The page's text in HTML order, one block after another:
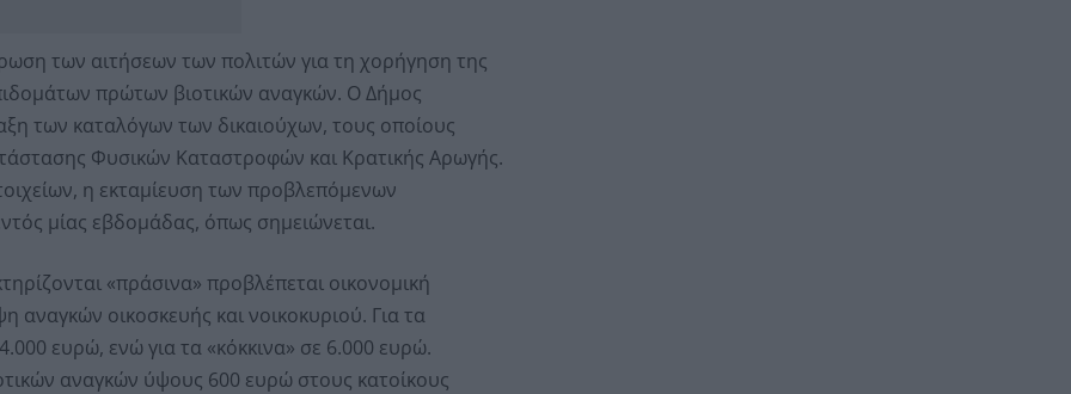
των αιτήσεων των πολιτών για τη χορήγηση της
πρώτων βιοτικών αναγκών. Ο Δήμος
των καταλόγων των δικαιούχων, τους οποίους
Φυσικών Καταστροφών και Κρατικής Αρωγής.
η εκταμίευση των προβλεπόμενων
μίας εβδομάδας, όπως σημειώνεται.
«πράσινα» προβλέπεται οικονομική
οικοσκευής και νοικοκυριού. Για τα
ευρώ, ενώ για τα «κόκκινα» σε 6.000 ευρώ.
αναγκών ύψους 600 ευρώ στους κατοίκους